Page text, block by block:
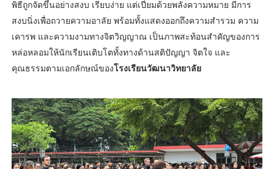
พิธีถูกจัดขึ้นอย่างสงบ เรียบง่าย แต่เปี่ยมด้วยพลังความหมาย มีการ
สงบนิ่งเพื่อถวายความอาลัย พร้อมทั้งแสดงออกถึงความสำรวม ความ
เคารพ และความงามทางจิตวิญญาณ เป็นภาพสะท้อนสำคัญของการ
หล่อหลอมให้นักเรียนเติบโตทั้งทางด้านสติปัญญา จิตใจ และ
คุณธรรมตามเอกลักษณ์ของโรงเรียนวัฒนาวิทยาลัย